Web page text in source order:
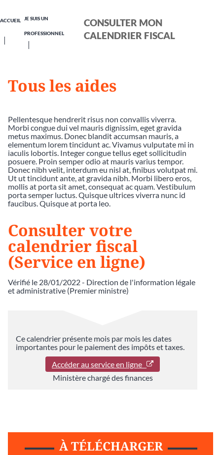
ACCUEIL JE SUIS UN
PROFESSIONNEL
CONSULTER MON
CALENDRIER FISCAL
Tous les aides
Pellentesque hendrerit risus non convallis viverra.
Morbi congue dui vel mauris dignissim, eget gravida
metus maximus. Donec blandit accumsan mauris, a
elementum lorem tincidunt ac. Vivamus vulputate mi in
iaculis lobortis. Integer congue tellus eget sollicitudin
posuere. Proin semper odio at mauris varius tempor.
Donec nibh velit, interdum eu nisl at, finibus volutpat mi.
Ut ut tincidunt ante, at gravida nibh. Morbi libero eros,
mollis at porta sit amet, consequat ac quam. Vestibulum
porta semper luctus. Quisque ultrices viverra nunc id
faucibus. Quisque at porta leo.
Consulter votre
calendrier fiscal
(Service en ligne)
Vérifié le 28/01/2022 - Direction de l'information légale
et administrative (Premier ministre)
Ce calendrier présente mois par mois les dates
importantes pour le paiement des impôts et taxes.
Accéder au service en ligne
Ministère chargé des finances
À TÉLÉCHARGER